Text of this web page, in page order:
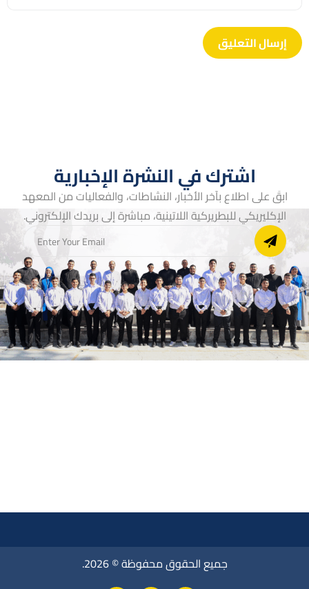
اشترك في النشرة الإخبارية
ابقَ على اطلاع بآخر الأخبار، النشاطات، والفعاليات من المعهد
الإكليريكي للبطريركية اللاتينية، مباشرة إلى بريدك الإلكتروني.
جميع الحقوق محفوظة © 2026.